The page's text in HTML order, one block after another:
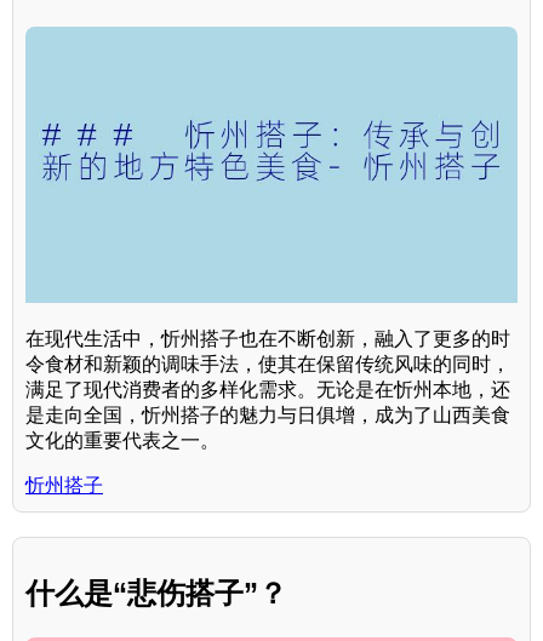
在现代生活中，忻州搭子也在不断创新，融入了更多的时
令食材和新颖的调味手法，使其在保留传统风味的同时，
满足了现代消费者的多样化需求。无论是在忻州本地，还
是走向全国，忻州搭子的魅力与日俱增，成为了山西美食
文化的重要代表之一。
忻州搭子
什么是“悲伤搭子”？